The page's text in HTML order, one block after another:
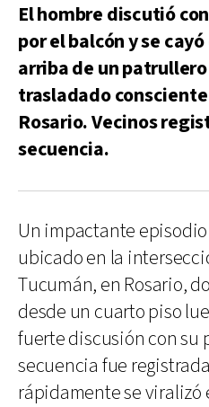
El hombre discutió
por el balcón y se
arriba de un
trasladado
Rosario. Vecinos
secuencia.
Un impactante
ubicado en la
Tucumán, en Rosario,
desde un cuarto piso
fuerte discusión con su
secuencia fue
rápidamente se viralizó